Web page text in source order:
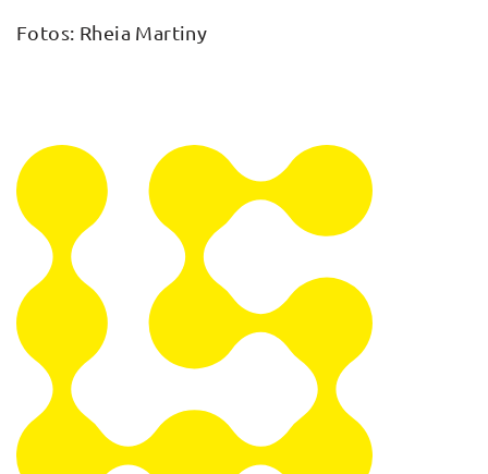
Fotos: Rheia Martiny